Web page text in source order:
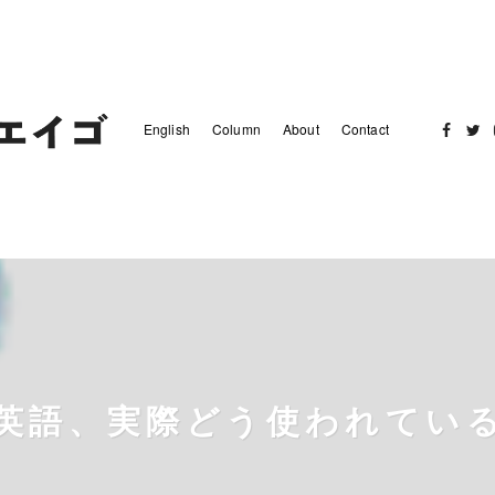
English Column About Contact
語、実際どう使われてい